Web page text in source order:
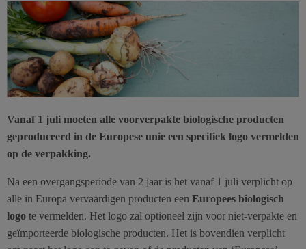
Vanaf 1 juli moeten alle voorverpakte biologische producten
geproduceerd in de Europese unie een specifiek logo vermelden
op de verpakking.
Na een overgangsperiode van 2 jaar is het vanaf 1 juli verplicht op
alle in Europa vervaardigen producten een Europees biologisch
logo te vermelden. Het logo zal optioneel zijn voor niet-verpakte en
geïmporteerde biologische producten. Het is bovendien verplicht